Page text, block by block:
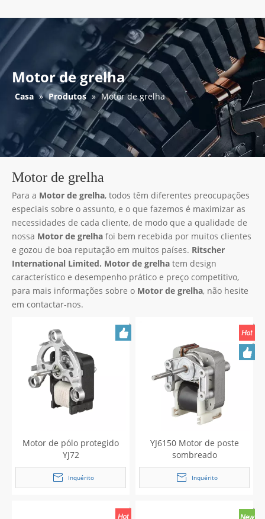
Motor de grelha
Casa » Produtos » Motor de grelha
Motor de grelha
Para a Motor de grelha, todos têm diferentes preocupações
especiais sobre o assunto, e o que fazemos é maximizar as
necessidades de cada cliente, de modo que a qualidade de
nossa Motor de grelha foi bem recebida por muitos clientes
e gozou de boa reputação em muitos países. Ritscher
International Limited. Motor de grelha tem design
característico e desempenho prático e preço competitivo,
para mais informações sobre o Motor de grelha, não hesite
em contactar-nos.
Motor de pólo protegido
YJ72
Inquérito
YJ6150 Motor de poste
sombreado
Inquérito